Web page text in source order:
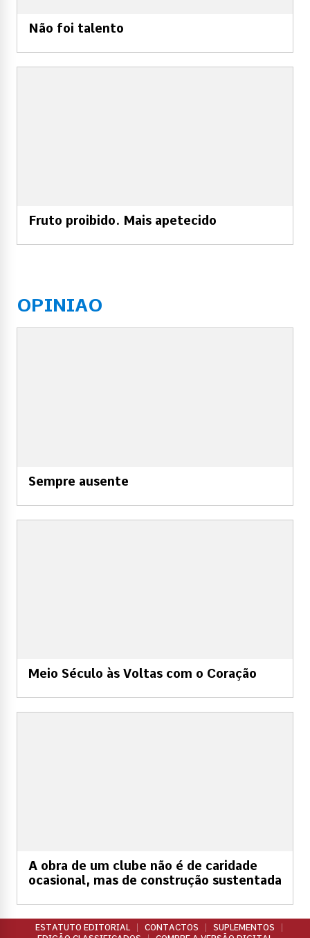
Não foi talento
Fruto proibido. Mais apetecido
OPINIAO
Sempre ausente
Meio Século às Voltas com o Coração
A obra de um clube não é de caridade
ocasional, mas de construção sustentada
ESTATUTO EDITORIAL CONTACTOS
SUPLEMENTOS